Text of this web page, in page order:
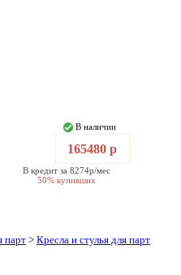
В наличии
165480 р
В кредит за 8274р/мес
50% купивших
парт> Кресла и стулья для парт